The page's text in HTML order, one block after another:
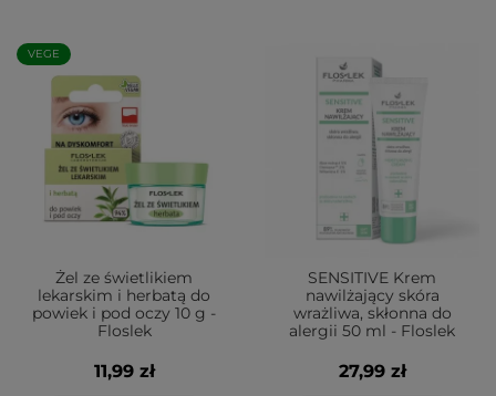
VEGE
Żel ze świetlikiem
lekarskim i herbatą do
powiek i pod oczy 10 g -
Floslek
11,99 zł
SENSITIVE Krem
nawilżający skóra
wrażliwa, skłonna do
alergii 50 ml - Floslek
27,99 zł